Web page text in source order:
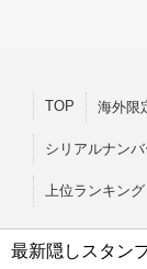
TOP 海外限
シリアルナンバ
上位ランキン
最新隠しスタン